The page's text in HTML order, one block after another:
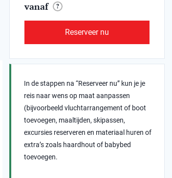
vanaf ?
Reserveer nu
In de stappen na “Reserveer nu” kun je je
reis naar wens op maat aanpassen
(bijvoorbeeld vluchtarrangement of boot
toevoegen, maaltijden, skipassen,
excursies reserveren en materiaal huren of
extra’s zoals haardhout of babybed
toevoegen.